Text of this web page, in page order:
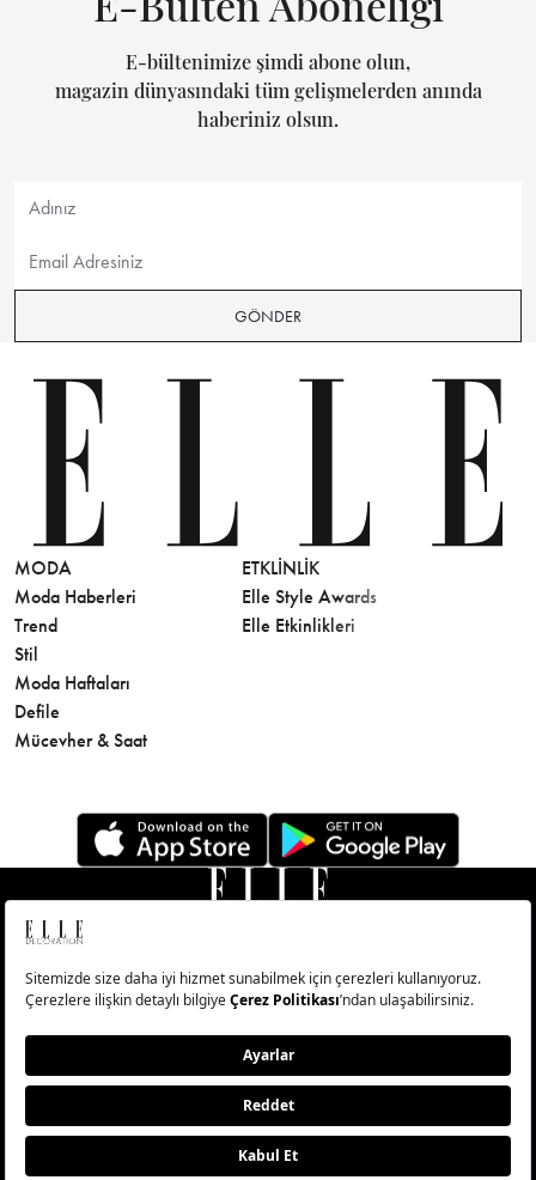
E-bültenimize şimdi abone olun,
magazin dünyasındaki tüm gelişmelerden anında
haberiniz olsun.
GÖNDER
MODA
Moda Haberleri
Trend
Stil
Moda Haftaları
Defile
Mücevher & Saat
ETKLINLIK
Elle Style Awards
Elle Etkinlikleri
© Big Medya Teknoloji A.Ş. Altunizade Mahallesi Kuşbakışı
Caddesi No:27/1 Üsküdar/İstanbul
Aydınlatma Metni
Copyright © 2026 - Tüm Hakları Saklıd��r.